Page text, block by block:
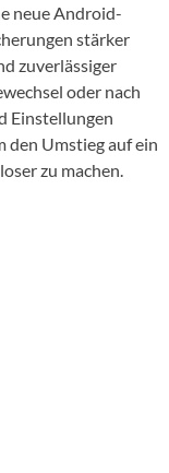
neue Android-
stärker
zuverlässiger
oder nach
Einstellungen
den Umstieg auf ein
zu machen.